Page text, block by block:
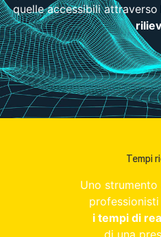
quelle accessibili attraverso
Tempi
Uno
i tempi di
di una